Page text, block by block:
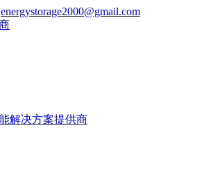
energystorage2000@gmail.com